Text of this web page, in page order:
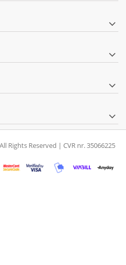
Rights Reserved | CVR nr. 35066225